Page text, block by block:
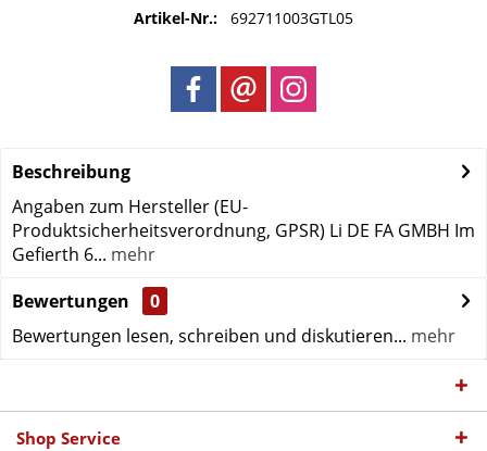
Artikel-Nr.: 692711003GTL05
Beschreibung
Angaben zum Hersteller (EU-
Produktsicherheitsverordnung, GPSR) Li DE FA GMBH Im
Gefierth 6... mehr
Bewertungen
0
Bewertungen lesen, schreiben und diskutieren... mehr
Shop Service